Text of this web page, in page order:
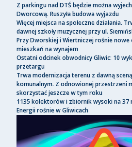
Z parkingu nad DTŚ będzie można
Dworcową. Ruszyła budowa wyjazdu
Więcej miejsca na społeczne działania.
dawnej szkoły muzycznej przy ul.
Przy Dworskiej i Wiertniczej rośnie nowe
mieszkań na wynajem
Ostatni odcinek obwodnicy Gliwic: 10
przetargu
Trwa modernizacja terenu z dawną
komunalnym. Z odnowionej przestrzeni
skorzystać jeszcze w tym roku
1135 kolektorów i zbiornik wysoki na 37
Energii rośnie w Gliwicach